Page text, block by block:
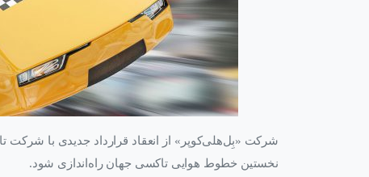
شرکت «بِل‌هلی‌کوپر» از انعقاد قرارداد جدیدی با شرکت
نخستین خطوط هوایی تاکسی جهان راه‌اندازی شود.